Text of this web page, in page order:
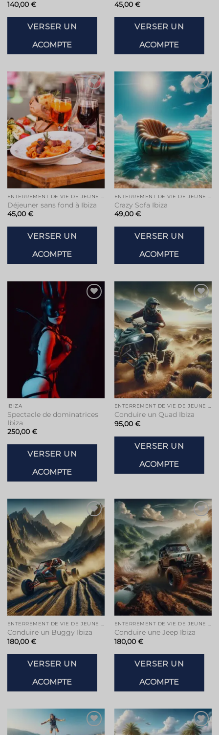
140,00 €
VERSER UN
ACOMPTE
45,00 €
VERSER UN
ACOMPTE
Ajouter
à la liste
de
souhaits
ENTERREMENT DE VIE DE JEUNE FILLE À IBIZA
Déjeuner sans fond à Ibiza
45,00 €
VERSER UN
ACOMPTE
Ajouter
à la liste
souhaits
ENTERREMENT DE VIE DE JEUNE FILLE À IBIZA
Crazy Sofa Ibiza
49,00 €
VERSER UN
ACOMPTE
IBIZA
Spectacle de dominatrices
Ibiza
250,00 €
VERSER UN
ACOMPTE
Ajouter
à la liste
souhaits
ENTERREMENT DE VIE DE JEUNE FILLE À IBIZA
Conduire un Quad Ibiza
95,00 €
VERSER UN
ACOMPTE
Ajouter
à la liste
de
ENTERREMENT DE VIE DE JEUNE FILLE À IBIZA
Conduire un Buggy Ibiza
180,00 €
VERSER UN
ACOMPTE
Ajouter
à la liste
de
souhaits
ENTERREMENT DE VIE DE JEUNE FILLE À IBIZA
Conduire une Jeep Ibiza
180,00 €
VERSER UN
ACOMPTE
Ajouter Ajouter